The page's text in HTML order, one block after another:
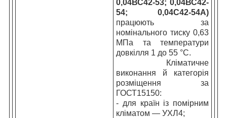
0,04ВС42-53; 0,04ВС42-
54; 0,04С42-54А)
працюють за
номінального тиску 0,63
МПа та температури
довкілля 1 до 55 °C.
Кліматичне
виконання й категорія
розміщення за
ГОСТ15150:
- для країн із помірним
кліматом — УХЛ4;